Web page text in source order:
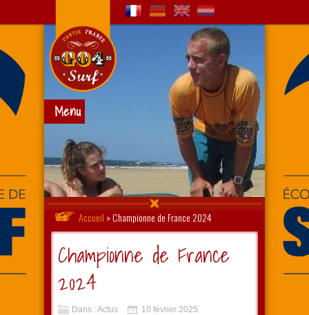
Menu
Accueil »Championne de France 2024
Championne de France
2024
Dans : Actus
10 février 2025